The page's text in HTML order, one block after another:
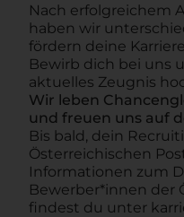
Nach erfolgreichem
haben wir
fördern deine
Bewirb dich bei uns
aktuelles Zeugnis
Wir leben
und freuen uns auf
Bis bald, dein
Österreichischen
Informationen zum
Bewerber*innen der
findest du unter